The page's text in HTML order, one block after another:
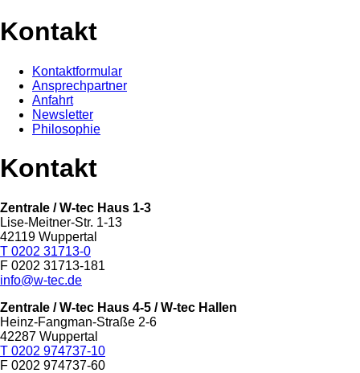
Kontakt
Kontaktformular
Ansprechpartner
Anfahrt
Newsletter
Philosophie
Kontakt
Zentrale / W-tec Haus 1-3
Lise-Meitner-Str. 1-13
42119 Wuppertal
T 0202 31713-0
F 0202 31713-181
info@w-tec.de
Zentrale / W-tec Haus 4-5 / W-tec Hallen
Heinz-Fangman-Straße 2-6
42287 Wuppertal
T 0202 974737-10
F 0202 974737-60